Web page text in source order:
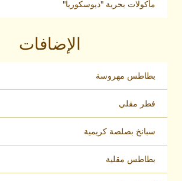
مأكولات بحرية "ديوسكوريا"
الإضافات
بطاطس مهروسة
فطر مقلي
سبانخ بصلصة كريمية
بطاطس مقلية